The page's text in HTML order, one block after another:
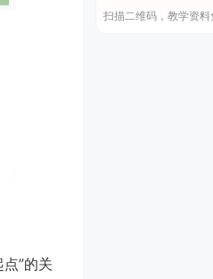
”的关
扫描二维码，教学资料